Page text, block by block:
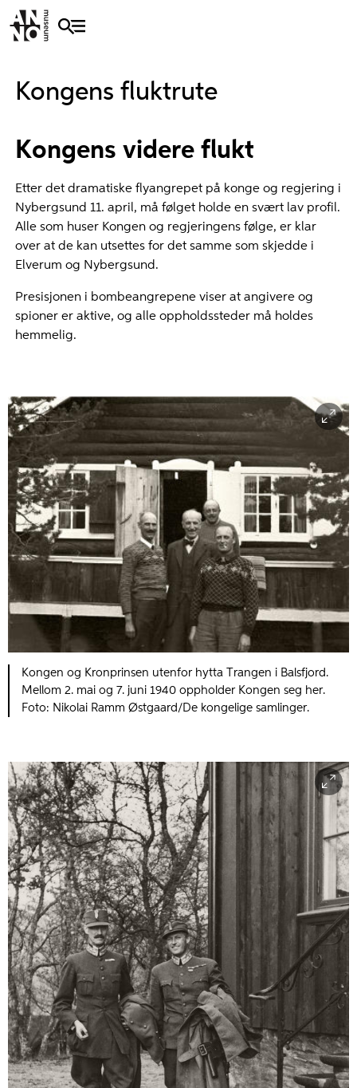
Kongens fluktrute
Kongens videre flukt
Etter det dramatiske flyangrepet på konge og regjering i
Nybergsund 11. april, må følget holde en svært lav profil.
Alle som huser Kongen og regjeringens følge, er klar
over at de kan utsettes for det samme som skjedde i
Elverum og Nybergsund.
Presisjonen i bombeangrepene viser at angivere og
spioner er aktive, og alle oppholdssteder må holdes
hemmelig.
Kongen og Kronprinsen utenfor hytta Trangen i Balsfjord.
Mellom 2. mai og 7. juni 1940 oppholder Kongen seg her.
Foto: Nikolai Ramm Østgaard/De kongelige samlinger.